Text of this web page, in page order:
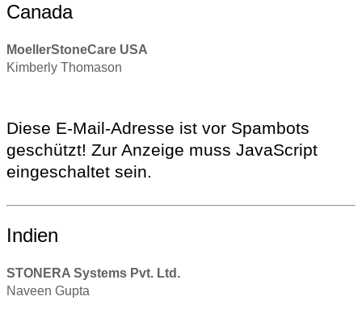
Canada
MoellerStoneCare USA
Kimberly Thomason
Diese E-Mail-Adresse ist vor Spambots
geschützt! Zur Anzeige muss JavaScript
eingeschaltet sein.
Indien
STONERA Systems Pvt. Ltd.
Naveen Gupta